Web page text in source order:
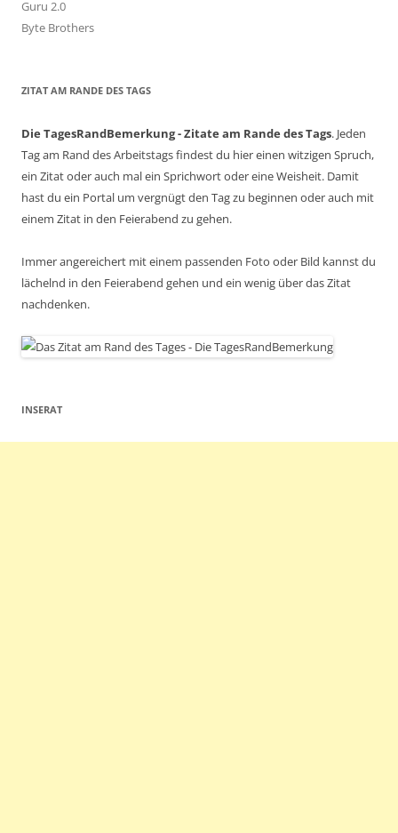
Guru 2.0
Byte Brothers
ZITAT AM RANDE DES TAGS
Die TagesRandBemerkung - Zitate am Rande des Tags. Jeden
Tag am Rand des Arbeitstags findest du hier einen witzigen Spruch,
ein Zitat oder auch mal ein Sprichwort oder eine Weisheit. Damit
hast du ein Portal um vergnügt den Tag zu beginnen oder auch mit
einem Zitat in den Feierabend zu gehen.
Immer angereichert mit einem passenden Foto oder Bild kannst du
lächelnd in den Feierabend gehen und ein wenig über das Zitat
nachdenken.
INSERAT